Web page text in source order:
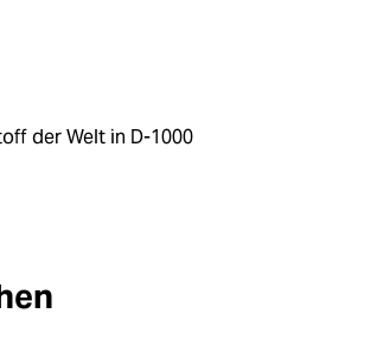
der Welt in D-1000